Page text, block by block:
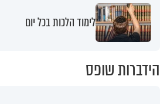
לימוד הלכות בכל יום
הידברות שופס